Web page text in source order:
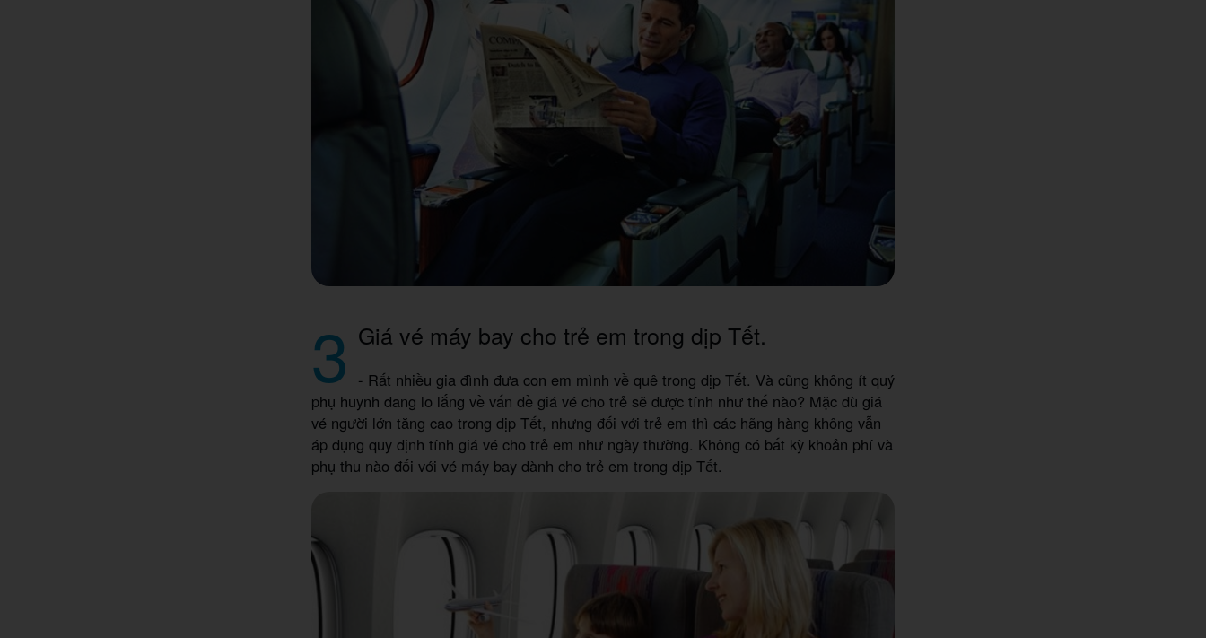
3 Giá vé máy bay cho trẻ em trong dịp Tết.
- Rất nhiều gia đình đưa con em mình về quê trong dịp Tết. Và cũng không ít quý
phụ huynh đang lo lắng về vấn đề giá vé cho trẻ sẽ được tính như thế nào? Mặc dù giá
vé người lớn tăng cao trong dịp Tết, nhưng đối với trẻ em thì các hãng hàng không vẫn
áp dụng quy định tính giá vé cho trẻ em như ngày thường. Không có bất kỳ khoản phí và
phụ thu nào đối với vé máy bay dành cho trẻ em trong dịp Tết.